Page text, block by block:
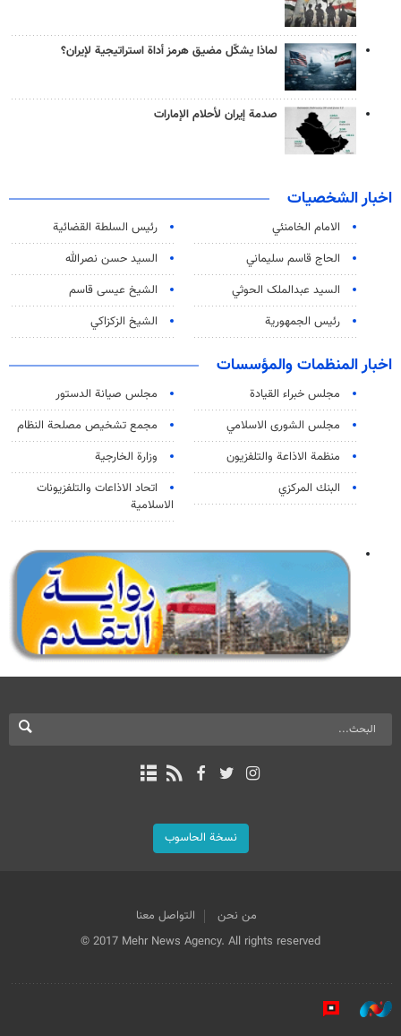
لماذا يشكّل مضيق هرمز أداة استراتيجية لإيران؟
صدمة إيران لأحلام الإمارات
اخبار الشخصيات
الامام الخامنئي
رئیس السلطة القضائیة
الحاج قاسم سليماني
السيد حسن نصرالله
السید عبدالملک الحوثي
الشيخ عيسى قاسم
رئيس الجمهورية
الشيخ الزكزاكي
اخبار المنظمات والمؤسسات
مجلس خبراء القيادة
مجلس صيانة الدستور
مجلس الشورى الاسلامي
مجمع تشخيص مصلحة النظام
منظمة الاذاعة والتلفزیون
وزارة الخارجية
البنك المركزي
اتحاد الاذاعات والتلفزيونات
الاسلامية
نسخة الحاسوب
من نحن
التواصل معنا
© 2017 Mehr News Agency. All rights reserved